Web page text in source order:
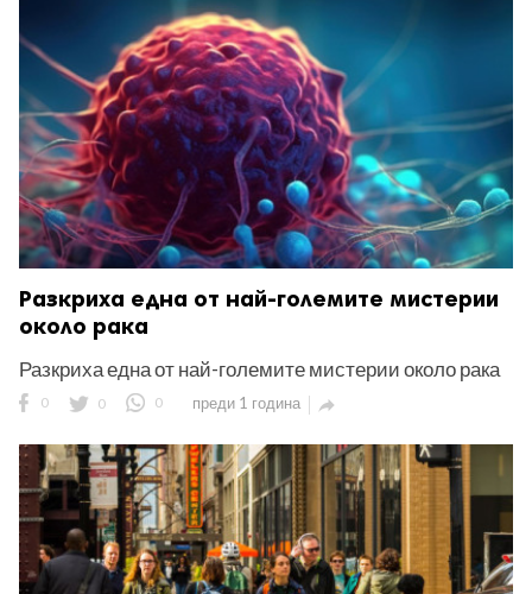
Разкриха една от най-големите мистерии
около рака
Разкриха една от най-големите мистерии около рака
0 0 0 преди 1 година 